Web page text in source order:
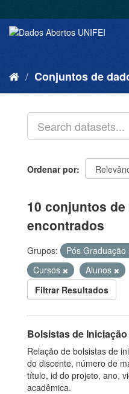
Conjuntos de
Ordenar por
10 conjuntos
encontrados
Grupos: Pós Graduação
Cursos
Alunos
Filtrar Resultados
Bolsistas de
Relação de bolsistas de
do discente, número de
título, id do projeto, ano,
acadêmica.